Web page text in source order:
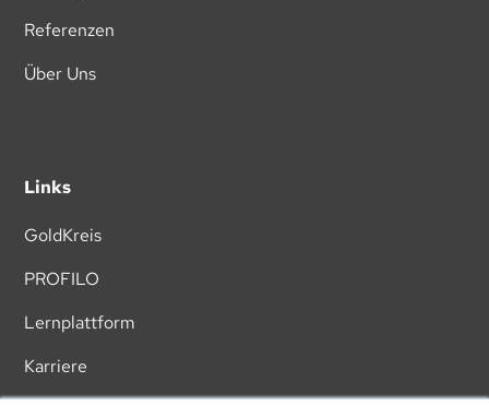
Referenzen
Über Uns
Links
GoldKreis
PROFILO
Lernplattform
Karriere